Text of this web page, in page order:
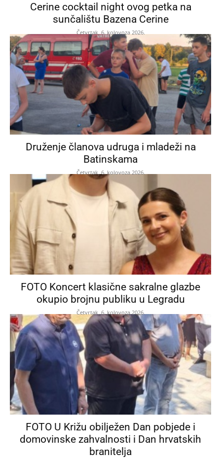
Cerine cocktail night ovog petka na
sunčalištu Bazena Cerine
Četvrtak, 6. kolovoza 2026.
Druženje članova udruga i mladeži na
Batinskama
Četvrtak, 6. kolovoza 2026.
FOTO Koncert klasične sakralne glazbe
okupio brojnu publiku u Legradu
Četvrtak, 6. kolovoza 2026.
FOTO U Križu obilježen Dan pobjede i
domovinske zahvalnosti i Dan hrvatskih
branitelja